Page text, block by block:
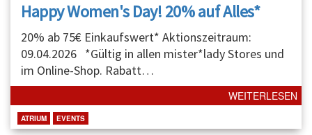
Happy Women's Day! 20% auf Alles*
20% ab 75€ Einkaufswert* Aktionszeitraum:
09.04.2026 *Gültig in allen mister*lady Stores und
im Online-Shop. Rabatt…
WEITERLESEN
ATRIUM EVENTS